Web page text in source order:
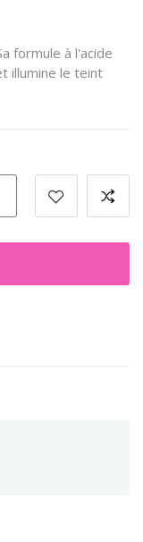
formule à l'acide
illumine le teint